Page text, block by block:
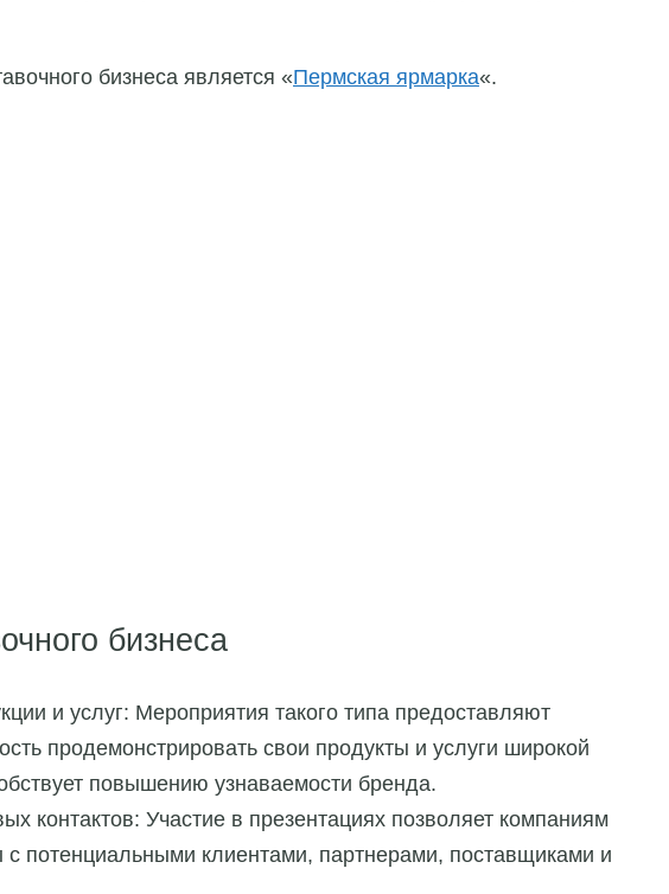
бизнеса является «Пермская ярмарка«.
бизнеса
и услуг: Мероприятия такого типа предоставляют
продемонстрировать свои продукты и услуги широкой
повышению узнаваемости бренда.
контактов: Участие в презентациях позволяет компаниям
с потенциальными клиентами, партнерами, поставщиками и